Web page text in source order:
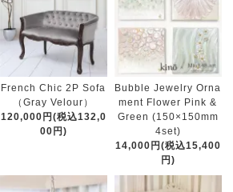
French Chic 2P Sofa
（Gray Velour）
120,000円(税込132,0
00円)
Bubble Jewelry Orna
ment Flower Pink &
Green (150×150mm
4set)
14,000円(税込15,400
円)